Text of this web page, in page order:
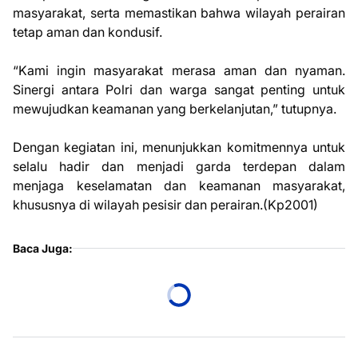
masyarakat, serta memastikan bahwa wilayah perairan
tetap aman dan kondusif.
“Kami ingin masyarakat merasa aman dan nyaman.
Sinergi antara Polri dan warga sangat penting untuk
mewujudkan keamanan yang berkelanjutan,” tutupnya.
Dengan kegiatan ini, menunjukkan komitmennya untuk
selalu hadir dan menjadi garda terdepan dalam
menjaga keselamatan dan keamanan masyarakat,
khususnya di wilayah pesisir dan perairan.(Kp2001)
Baca Juga: